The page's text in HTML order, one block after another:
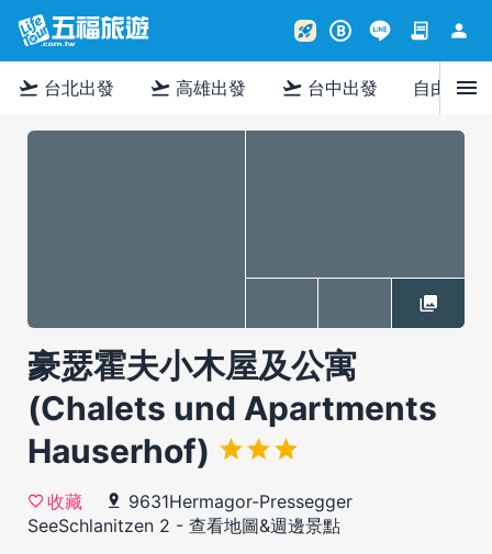
rocket_launch B contract person
flight_takeoff 台北出發 flight_takeoff 高雄出發 flight_takeoff 台中出發 自由行menu
豪瑟霍夫小木屋及公寓
(Chalets und Apartments
Hauserhof)
收藏
9631Hermagor-Pressegger
SeeSchlanitzen 2 - 查看地圖&週邊景點